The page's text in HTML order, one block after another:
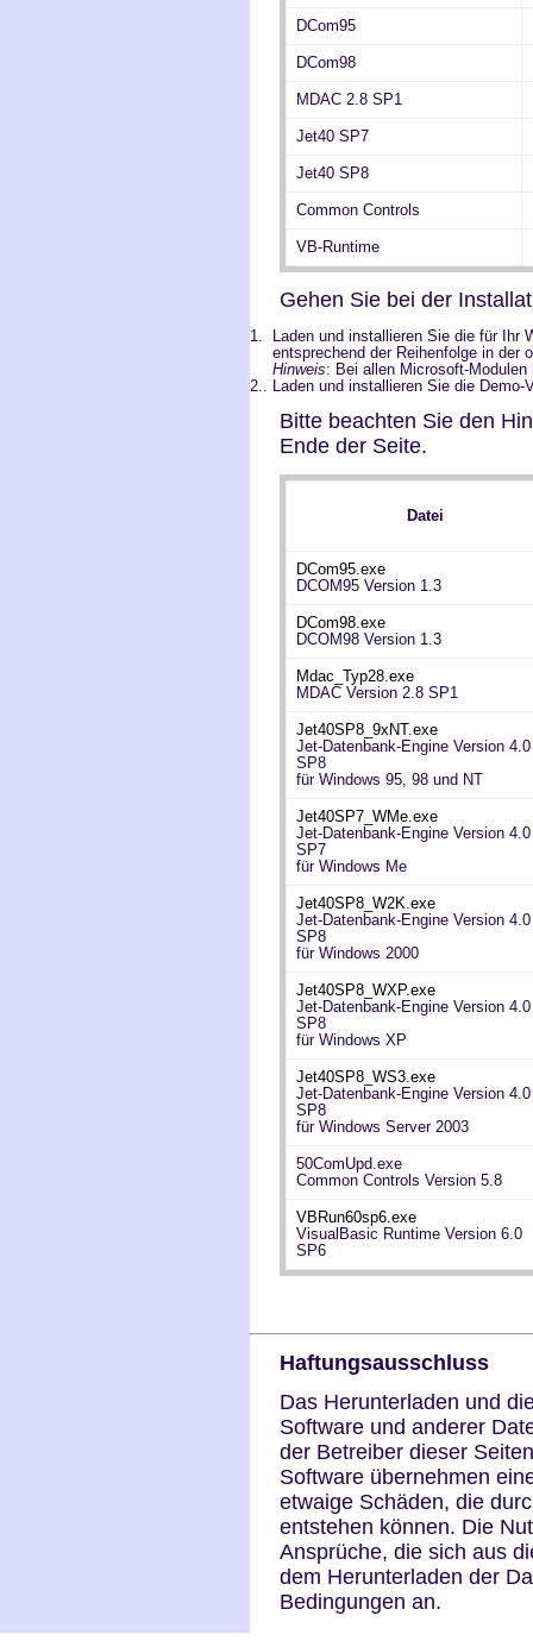
DCom95
DCom98
MDAC 2.8 SP1
Jet40 SP7
Jet40 SP8
Common Controls
VB-Runtime
Gehen Sie bei der
1.
Laden und installieren Sie die für
entsprechend der Reihenfolge in der
Hinweis: Bei allen Microsoft-
2..
Laden und installieren Sie die
Bitte beachten Sie den
Ende der Seite.
Datei
DCom95.exe
DCOM95 Version 1.3
DCom98.exe
DCOM98 Version 1.3
Mdac_Typ28.exe
MDAC Version 2.8 SP1
Jet40SP8_9xNT.exe
Jet-Datenbank-Engine Version 4.0
SP8
für Windows 95, 98 und NT
Jet40SP7_WMe.exe
Jet-Datenbank-Engine Version 4.0
SP7
für Windows Me
Jet40SP8_W2K.exe
Jet-Datenbank-Engine Version 4.0
SP8
für Windows 2000
Jet40SP8_WXP.exe
Jet-Datenbank-Engine Version 4.0
SP8
für Windows XP
Jet40SP8_WS3.exe
Jet-Datenbank-Engine Version 4.0
SP8
für Windows Server 2003
50ComUpd.exe
Common Controls Version 5.8
VBRun60sp6.exe
VisualBasic Runtime Version 6.0
SP6
Haftungsausschluss
Das Herunterladen und
Software und anderer
der Betreiber dieser
Software übernehmen
etwaige Schäden, die
entstehen können. Die
Ansprüche, die sich aus
dem Herunterladen der
Bedingungen an.